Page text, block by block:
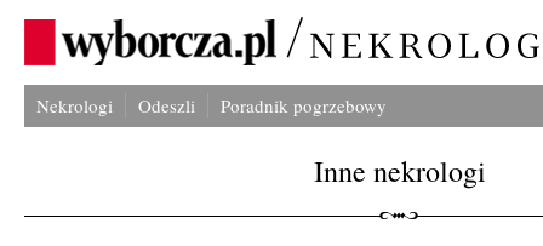
Nekrologi Odeszli Poradnik pogrzebowy
Inne nekrologi